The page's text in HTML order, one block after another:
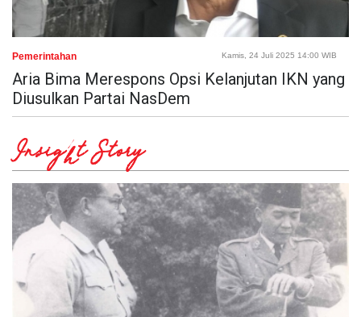
Pemerintahan Kamis, 24 Juli 2025 14:00 WIB
Aria Bima Merespons Opsi Kelanjutan IKN yang
Diusulkan Partai NasDem
Insight Story